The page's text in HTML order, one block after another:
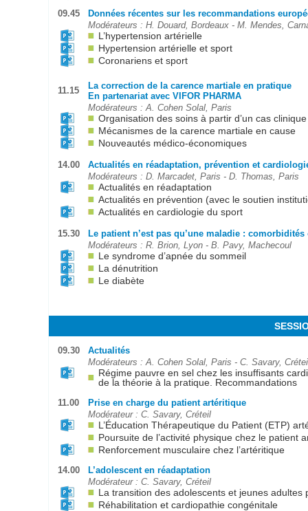
09.45
Données récentes sur les recommandations
Modérateurs : H. Douard, Bordeaux - M. Mendes,
L’hypertension artérielle
Hypertension artérielle et sport
Coronariens et sport
11.15
La correction de la carence martiale en pratique
En partenariat avec VIFOR PHARMA
Modérateurs : A. Cohen Solal, Paris
Organisation des soins à partir d’un cas clinique
Mécanismes de la carence martiale en cause
Nouveautés médico-économiques
14.00
Actualités en réadaptation, prévention et
Modérateurs : D. Marcadet, Paris - D. Thomas, Paris
Actualités en réadaptation
Actualités en prévention (avec le soutien
Actualités en cardiologie du sport
15.30
Le patient n’est pas qu’une maladie :
Modérateurs : R. Brion, Lyon - B. Pavy, Machecoul
Le syndrome d’apnée du sommeil
La dénutrition
Le diabète
09.30
Actualités
Modérateurs : A. Cohen Solal, Paris - C. Savary,
Régime pauvre en sel chez les insuffisants
de la théorie à la pratique. Recommandations
11.00
Prise en charge du patient artéritique
Modérateur : C. Savary, Créteil
L’Éducation Thérapeutique du Patient (ETP)
Poursuite de l’activité physique chez le patient
Renforcement musculaire chez l’artéritique
14.00
L’adolescent en réadaptation
Modérateur : C. Savary, Créteil
La transition des adolescents et jeunes
Réhabilitation et cardiopathie congénitale